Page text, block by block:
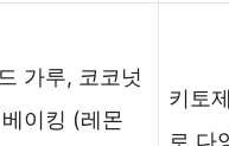
가루, 코코넛
이킹 (레몬
키토
로 다